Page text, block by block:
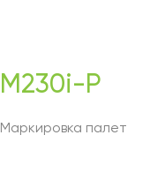
M230i-P
Маркировка палет